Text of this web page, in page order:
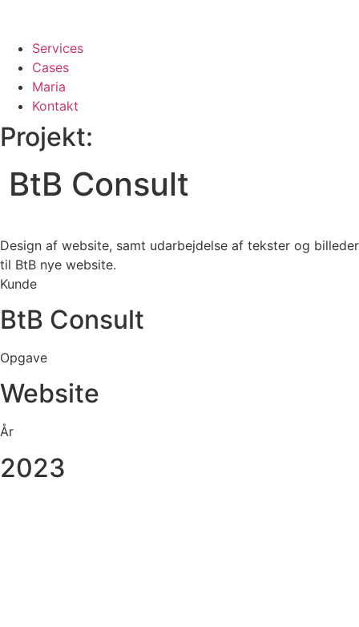
Services
Cases
Maria
Kontakt
Projekt:
BtB Consult
Design af website, samt udarbejdelse af tekster og billeder
til BtB nye website.
Kunde
BtB Consult
Opgave
Website
År
2023